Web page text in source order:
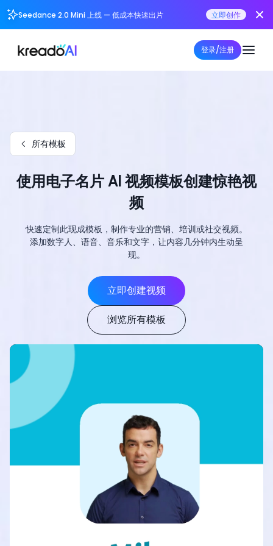
Seedance 2.0 Mini 上线 — 低成本快速出片 立即创作
登录/注册
所有模板
使用电子名片 AI 视频模板创建惊艳视
频
快速定制此现成模板，制作专业的营销、培训或社交视频。
添加数字人、语音、音乐和文字，让内容几分钟内生动呈
现。
立即创建视频
浏览所有模板